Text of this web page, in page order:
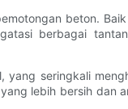
beton.
berbagai
seringkali
lebih bersih dan